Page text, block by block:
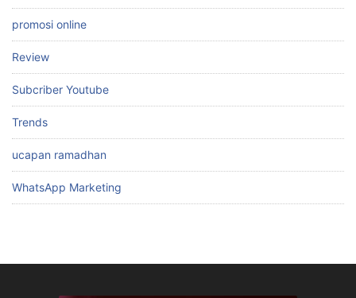
promosi online
Review
Subcriber Youtube
Trends
ucapan ramadhan
WhatsApp Marketing